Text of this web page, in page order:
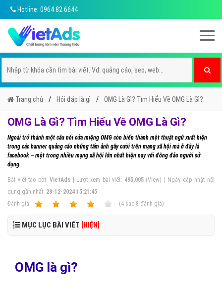
Hotline: 0964 82 6644
Trang chủ Hỏi đáp là gì OMG Là Gì? Tìm Hiểu Về OMG Là Gì?
OMG Là Gì? Tìm Hiểu Về OMG Là Gì?
Ngoài trở thành một câu nói cửa miệng OMG còn biến thành một thuật ngữ xuất hiện
trong các banner quảng cáo những tấm ảnh gây cười trên mạng xã hội mà ở đây là
facebook – một trong nhiều mạng xã hội lớn nhất hiện nay với đông đảo người sử
dụng.
Bài viết tạo bởi:VietAds | Lượt xem bài viết: 495,005(View) | Ngày cập nhật nội
dung gần nhất: 28-12-2024 15:21:45
Ðánh giá:
(4 sao 8 đánh giá)
MỤC LỤC BÀI VIẾT [HIỆN]
OMG là gì?